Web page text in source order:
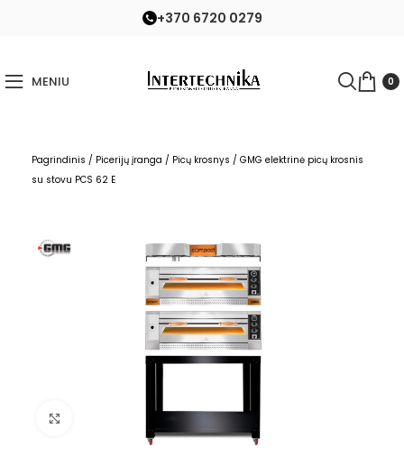
+370 6720 0279
MENIU 0
Pagrindinis / Picerijų įranga / Picų krosnys / GMG elektrinė picų krosnis
su stovu PCS 62 E